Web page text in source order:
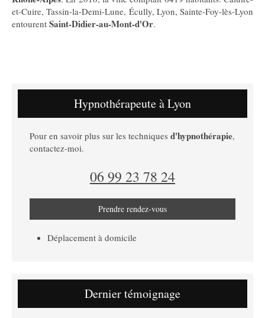
et-Cuire, Tassin-la-Demi-Lune, Écully, Lyon, Sainte-Foy-lès-Lyon
entourent Saint-Didier-au-Mont-d'Or.
Hypnothérapeute à Lyon
Pour en savoir plus sur les techniques d'hypnothérapie,
contactez-moi.
06 99 23 78 24
Prendre rendez-vous
Déplacement à domicile
Dernier témoignage